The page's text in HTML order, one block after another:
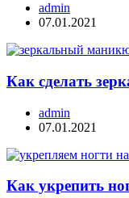
admin
07.01.2021
Как сделать
admin
07.01.2021
Как укрепить